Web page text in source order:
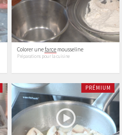
Colorer unefarce mousseline
Préparations pour la cuisine
PRÉMIUM